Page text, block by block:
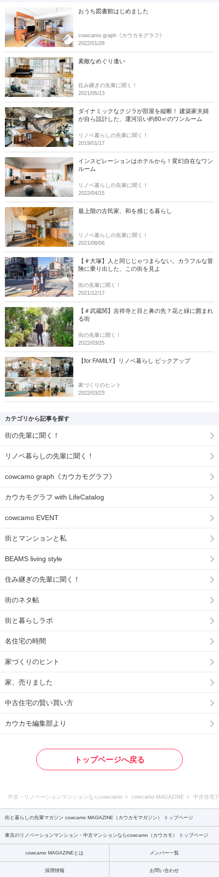
おうち図書館はじめました
cowcamo graph《カウカモグラフ》
2022/01/28
素敵なめぐり逢い
住み継ぎの先輩に聞く！
2021/05/13
ダイナミックなクジラが部屋を縦断！ 建築家夫婦
が自ら設計した、運河沿い約80㎡のワンルーム
リノベ暮らしの先輩に聞く！
2019/01/17
インスピレーションはホテルから！変幻自在なワン
ルーム
リノベ暮らしの先輩に聞く！
2022/04/15
最上階の古民家、和を感じる暮らし
リノベ暮らしの先輩に聞く！
2021/08/06
【＃大塚】人と同じじゃつまらない。カラフルな冒
険に乗り出した、この街を見よ
街の先輩に聞く！
2021/12/17
【＃武蔵関】吉祥寺と目と鼻の先？花と緑に囲まれ
る街
街の先輩に聞く！
2022/03/25
【for FAMILY】リノベ暮らし ピックアップ
家づくりのヒント
2022/03/23
カテゴリから記事を探す
街の先輩に聞く！
リノベ暮らしの先輩に聞く！
cowcamo graph《カウカモグラフ》
カウカモグラフ with LifeCatalog
cowcamo EVENT
街とマンションと私
BEAMS living style
住み継ぎの先輩に聞く！
街のネタ帖
街と暮らしラボ
名住宅の時間
家づくりのヒント
家、売りました
中古住宅の賢い買い方
カウカモ編集部より
トップページへ戻る
中古・リノベーションマンションならcowcamo cowcamo MAGAZINE 中古住宅
街と暮らしの先輩マガジン cowcamo MAGAZINE（カウカモマガジン） トップページ
東京のリノベーションマンション・中古マンションならcowcamo（カウカモ） トップページ
cowcamo MAGAZINEとは メンバー一覧
採用情報 お問い合わせ